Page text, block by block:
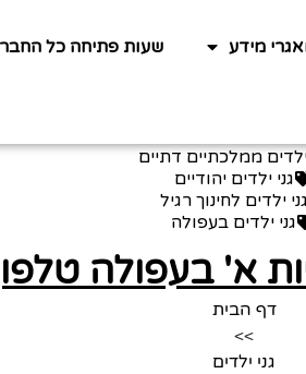
מידע שעות פתיחה כל
ילדים ממלכתיים דתיים
גני ילדים יהודיים
גני ילדים לחינוך רגיל
גני ילדים בעפולה
א' בעפולה
דף הבית
>>
גני ילדים